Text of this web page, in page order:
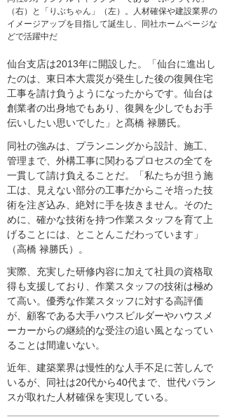
（右）と「りぶちゃん」（左）。人材確保や建設業界の
イメージアップを目指して誕生し、同社ホームページな
どで活躍中だ
仙台支店は2013年に開設した。「仙台に進出し
たのは、東日本大震災が発生した後の復興住宅
工事を請け負うようになったからです。仙台は
創業者の出身地でもあり、復興を少しでもお手
伝いしたい思いでした」と髙橋 禄勝氏。
同社の強みは、プランニングから設計、施工、
管理まで、外構工事に関わるプロセスの全てを
一貫して請け負えることだ。「私たちが担う施
工は、見えない部分の工事だからこそ培った技
術を注ぎ込み、絶対に手を抜きません。そのた
めに、確かな技術を持つ作業スタッフを育て上
げることには、とことんこだわっています」
（高橋 禄勝氏）。
実際、充実した研修内容に加えて社員の資格取
得も支援しており、作業スタッフの技術は極め
て高い。優秀な作業スタッフに対する高評価
が、顧客である大手ハウスビルダーやハウスメ
ーカーからの継続的な受注の追い風となってい
ることは間違いない。
近年、建築業界は慢性的な人手不足に苦しんで
いるが、同社は20代から40代まで、世代バラン
スが取れた人材確保を実現している。